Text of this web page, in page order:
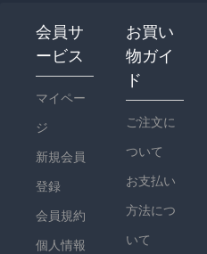
会員サ
ービス
マイペー
ジ
新規会員
登録
会員規約
個人情報
お買い
物ガイ
ド
ご注文に
ついて
お支払い
方法につ
いて